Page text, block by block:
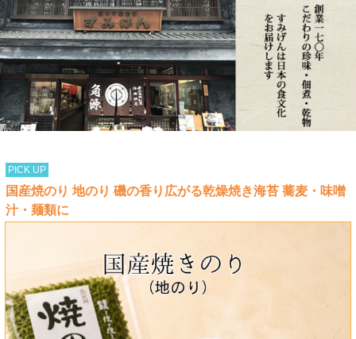
PICK UP
国産焼のり 地のり 磯の香り広がる乾燥焼き海苔 蕎麦・味噌
汁・麺類に